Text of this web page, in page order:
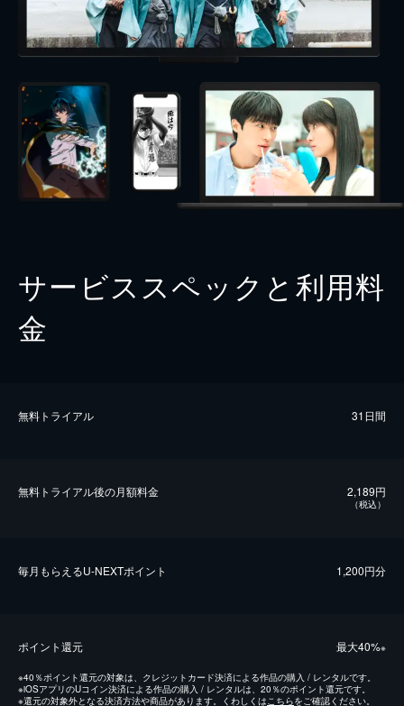
サービススペックと利用料
金
無料トライアル 31日間
無料トライアル後の⽉額料金 2,189円
（税込）
毎⽉もらえるU-NEXTポイント 1,200円分
ポイント還元 最⼤40%※
※40％ポイント還元の対象は、クレジットカード決済による作品の購入 / レンタルです。
※iOSアプリのUコイン決済による作品の購入 / レンタルは、20％のポイント還元です。
※還元の対象外となる決済方法や商品があります。くわしくはこちらをご確認ください。